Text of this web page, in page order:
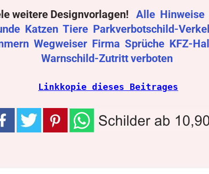
weitere Designvorlagen! Alle Hinweise
Katzen Tiere Parkverbotschild-
Wegweiser Firma Sprüche KFZ-
Warnschild-Zutritt verboten
Linkkopie dieses Beitrages